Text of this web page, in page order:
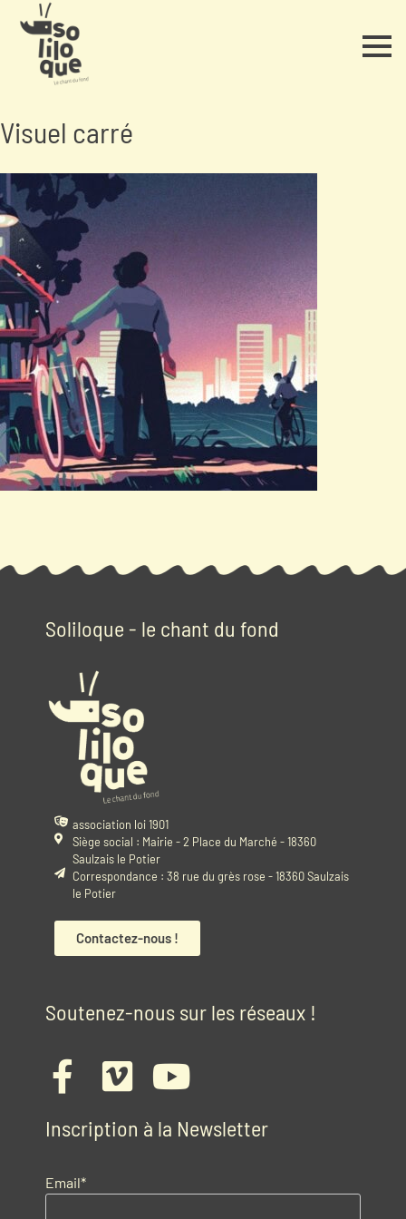
Visuel carré
Soliloque - le chant du fond
association loi 1901
Siège social : Mairie - 2 Place du Marché - 18360
Saulzais le Potier
Correspondance : 38 rue du grès rose - 18360 Saulzais
le Potier
Contactez-nous !
Soutenez-nous sur les réseaux !
Inscription à la Newsletter
Email*